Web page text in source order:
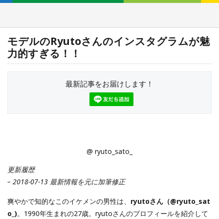
モデルのRyutoさんのインスタグラムが魅
力的すぎる！！
最新記事をお届けします！
@ ryuto_sato_
更新履歴
– 2018-07-13 最新情報を元に加筆修正
爽やかで知的なこのイケメンの男性は、 ryutoさん（@ryuto_sat
o_)。1990年生まれの27歳。ryutoさんのプロフィールを紹介して